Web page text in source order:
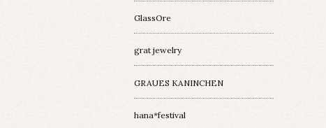
GlassOre
grat jewelry
GRAUES KANINCHEN
hana*festival